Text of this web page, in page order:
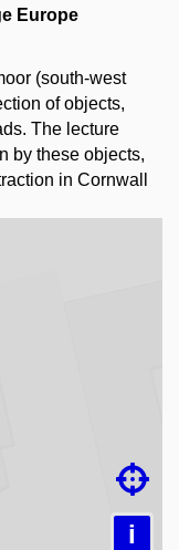
Europe
(south-west
of objects,
The lecture
by these objects,
in Cornwall
i
